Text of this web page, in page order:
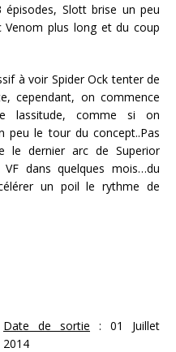
épisodes, Slott brise un peu
plus long et du coup
à voir Spider Ock tenter de
cependant, on commence
lassitude, comme si on
peu le tour du concept..Pas
le dernier arc de Superior
dans quelques mois…du
un poil le rythme de
Date de sortie : 01 Juillet
2014